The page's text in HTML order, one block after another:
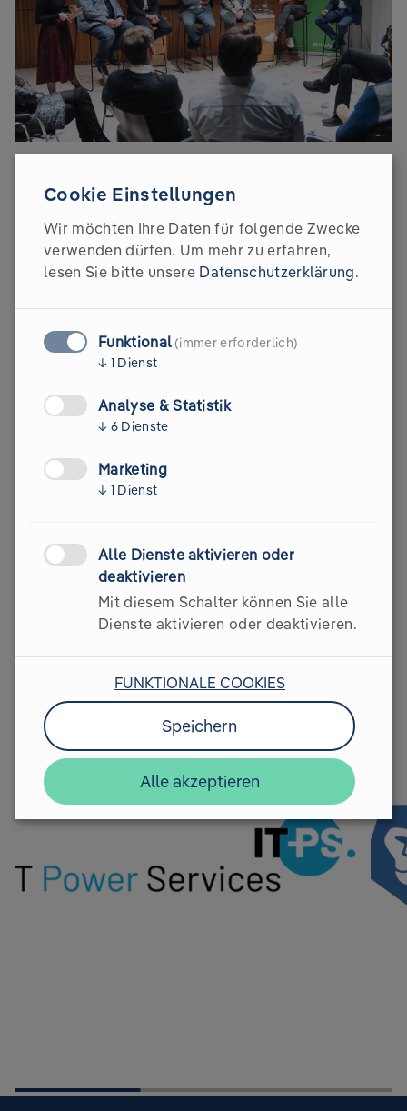
Das war der Executive
Circle
der Partner. Außerdem werden dort in den nächsten
Tagen sämtliche Fotos der Veranstaltung sowie der
dazugehörige trend.-Artikel veröffentlicht. Wir freuen
einmal Revue passieren lässt.
Kontaktdaten
Cookie Einstellungen
Wir möchten Ihre Daten für folgende Zwecke
verwenden dürfen. Um mehr zu erfahren,
lesen Sie bitte unsere Datenschutzerklärung.
Funktional(immer erforderlich)
↓ 1 Dienst
Analyse & Statistik
↓ 6 Dienste
Marketing
↓ 1 Dienst
Alle Dienste aktivieren oder
deaktivieren
Mit diesem Schalter können Sie alle
Dienste aktivieren oder deaktivieren.
FUNKTIONALE COOKIES
Speichern
Alle akzeptieren